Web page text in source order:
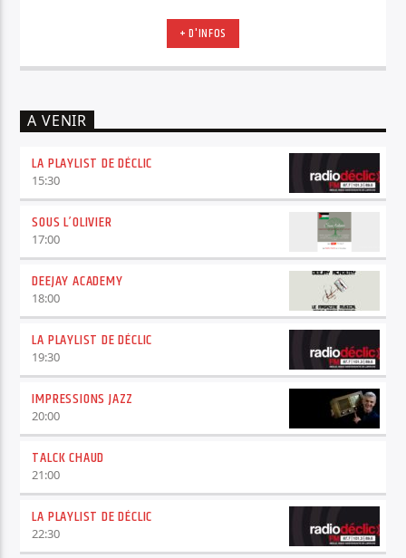
+ D'INFOS
A VENIR
LA PLAYLIST DE DÉCLIC
15:30
SOUS L’OLIVIER
17:00
DEEJAY ACADEMY
18:00
LA PLAYLIST DE DÉCLIC
19:30
IMPRESSIONS JAZZ
20:00
TALCK CHAUD
21:00
LA PLAYLIST DE DÉCLIC
22:30